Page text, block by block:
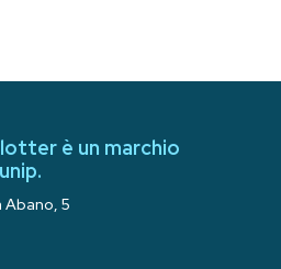
è un marchio
Abano, 5